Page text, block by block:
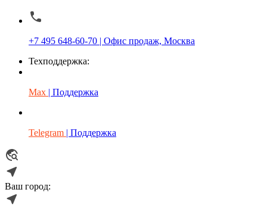
+7 495 648-60-70 | Офис продаж, Москва
Техподдержка:
Max | Поддержка
Telegram | Поддержка
Ваш город: